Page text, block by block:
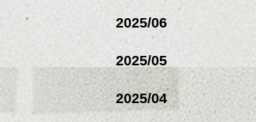
2025/06
2025/05
2025/04